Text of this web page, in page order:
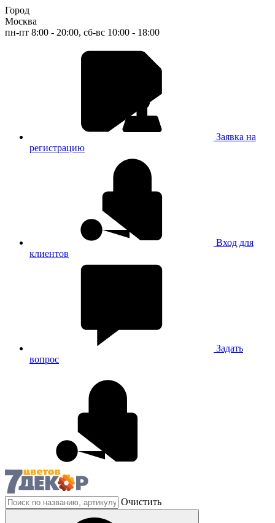
Город
Москва
пн-пт 8:00 - 20:00, сб-вс 10:00 - 18:00
Заявка на
регистрацию
Вход для
клиентов
Задать
вопрос
Очистить